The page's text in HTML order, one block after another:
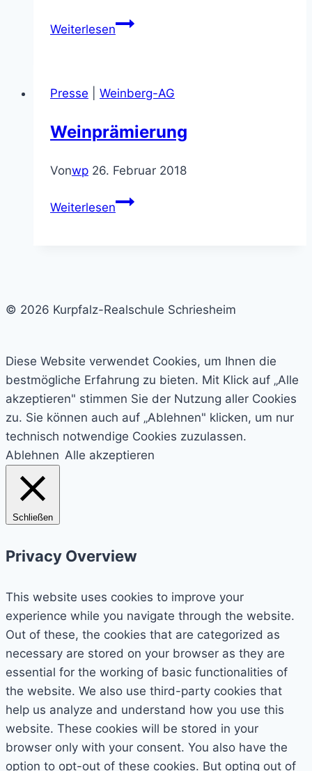
WeiterlesenErfolgreiche
Presse Weinberg-AG
Weinprämierung
Vonwp 26. Februar 2018
WeiterlesenWeinprämierung
© 2026 Kurpfalz-Realschule Schriesheim
Diese Website verwendet Cookies, um Ihnen die
bestmögliche Erfahrung zu bieten. Mit Klick auf „Alle
akzeptieren" stimmen Sie der Nutzung aller Cookies
zu. Sie können auch auf „Ablehnen" klicken, um nur
technisch notwendige Cookies zuzulassen.
Ablehnen Alle akzeptieren
Schließen
Privacy Overview
This website uses cookies to improve your
experience while you navigate through the website.
Out of these, the cookies that are categorized as
necessary are stored on your browser as they are
essential for the working of basic functionalities of
the website. We also use third-party cookies that
help us analyze and understand how you use this
website. These cookies will be stored in your
browser only with your consent. You also have the
option to opt-out of these cookies. But opting out of